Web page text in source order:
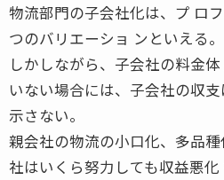
物流部門の子会社化は、プ ロ
つのバリエーショ ンといえる。
しかしながら、子会社の料金
いない場合には、子会社の収
示さない。
親会社の物流の小口化、多品
社はいくら努力しても収益悪化